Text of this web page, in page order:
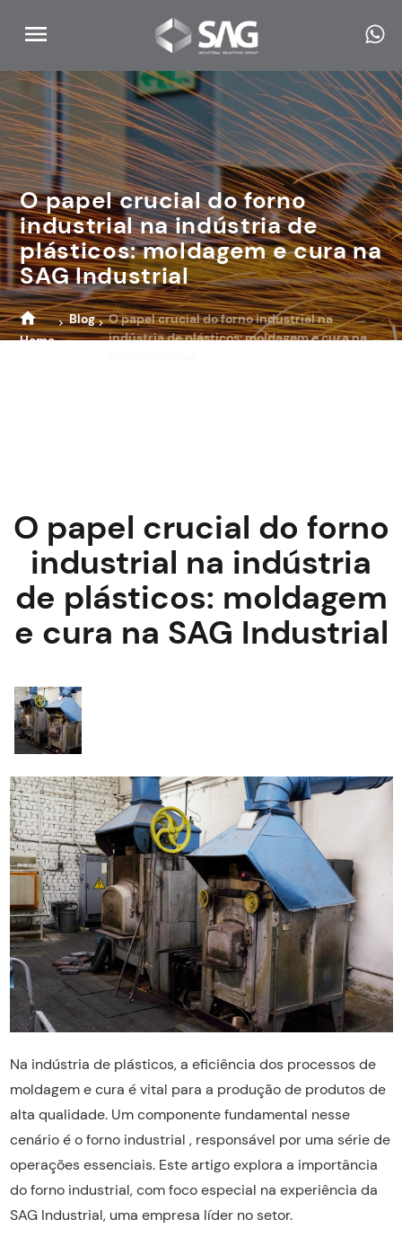
O papel crucial do forno
industrial na indústria de
plásticos: moldagem e cura na
SAG Industrial
Home
Blog
O papel crucial do forno industrial na
indústria de plásticos: moldagem e cura na
O papel crucial do forno
industrial na indústria
de plásticos: moldagem
e cura na SAG Industrial
Na indústria de plásticos, a eficiência dos processos de
moldagem e cura é vital para a produção de produtos de
alta qualidade. Um componente fundamental nesse
cenário é o forno industrial , responsável por uma série de
operações essenciais. Este artigo explora a importância
do forno industrial, com foco especial na experiência da
SAG Industrial, uma empresa líder no setor.